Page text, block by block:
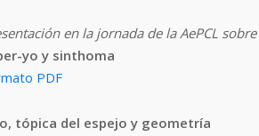
en la jornada de la AePCL
yo y sinthoma
PDF
tópica del espejo y geometría